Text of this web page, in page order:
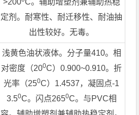
>200 C。辅助增塑剂兼辅助热稳
定剂。耐寒性、耐迁移性、耐油抽
出性较好。无毒。
浅黄色油状液体。分子量410。相
对密度（200C）0.900~0.910。折
光率（250C）1.4537，凝固点-1
3.50C。闪点2650C。与PVC相